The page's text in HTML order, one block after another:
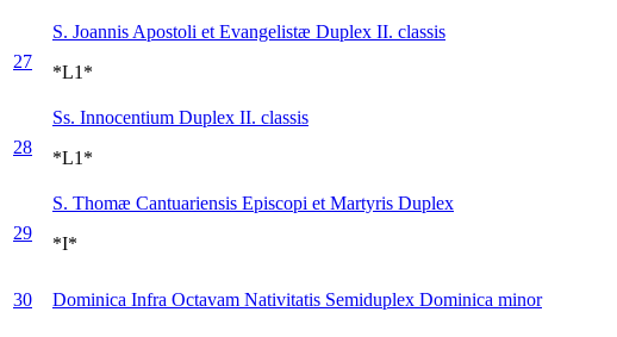
27
S. Joannis Apostoli et Evangelistæ Duplex II. classis
*L1*
28
Ss. Innocentium Duplex II. classis
*L1*
29
S. Thomæ Cantuariensis Episcopi et Martyris Duplex
*I*
30 Dominica Infra Octavam Nativitatis Semiduplex Dominica minor